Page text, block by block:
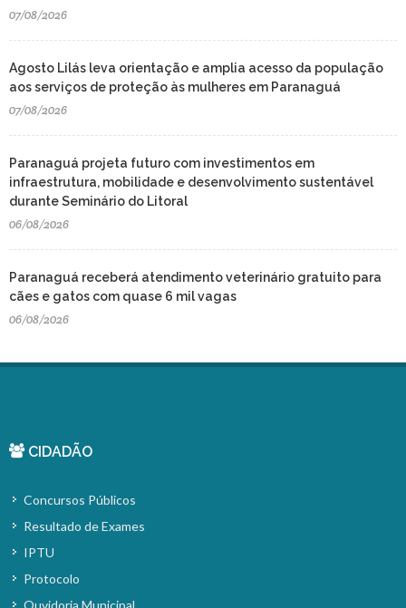
07/08/2026
Agosto Lilás leva orientação e amplia acesso da população
aos serviços de proteção às mulheres em Paranaguá
07/08/2026
Paranaguá projeta futuro com investimentos em
infraestrutura, mobilidade e desenvolvimento sustentável
durante Seminário do Litoral
06/08/2026
Paranaguá receberá atendimento veterinário gratuito para
cães e gatos com quase 6 mil vagas
06/08/2026
CIDADÃO
Concursos Públicos
Resultado de Exames
IPTU
Protocolo
Ouvidoria Municipal